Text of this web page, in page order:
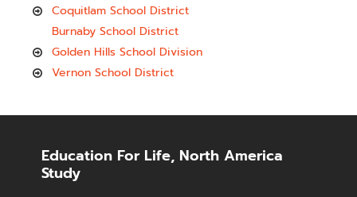
Coquitlam School District
Burnaby School District
Golden Hills School Division
Vernon School District
Education For Life, North America
Study